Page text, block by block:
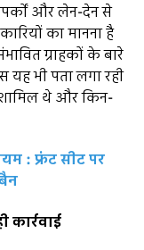
और लेन-देन से
का मानना है
ग्राहकों के बारे
यह भी पता लगा रही
थे और किन-
: फ्रंट सीट पर
कार्रवाई